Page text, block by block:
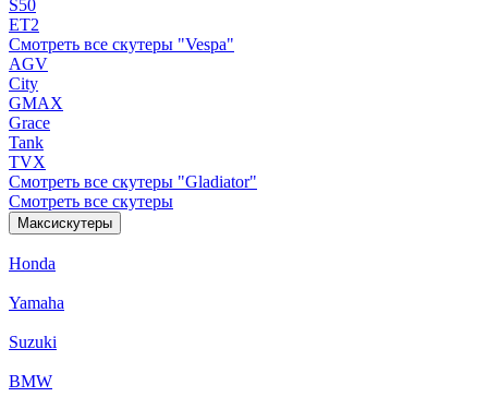
S50
ET2
Смотреть все скутеры "Vespa"
AGV
City
GMAX
Grace
Tank
TVX
Смотреть все скутеры "Gladiator"
Смотреть все скутеры
Максискутеры
Honda
Yamaha
Suzuki
BMW